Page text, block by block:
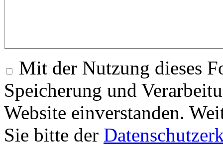
Mit der Nutzung dieses
Speicherung und
Website einverstanden.
Sie bitte der